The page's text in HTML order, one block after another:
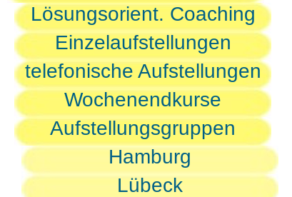
Lösungsorient. Coaching
Einzelaufstellungen
telefonische Aufstellungen
Wochenendkurse
Aufstellungsgruppen
Hamburg
Lübeck